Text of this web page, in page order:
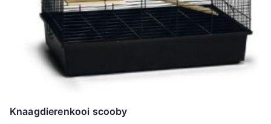
Knaagdierenkooi scooby